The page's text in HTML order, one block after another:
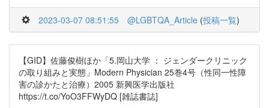
2023-03-07 08:51:55 @LGBTQA_Article (投稿一覧)
【GID】佐藤俊樹ほか「5.岡山大学 ： ジェンダークリニック
の取り組みと実態」Modern Physician 25巻4号（性同一性障
害の診かたと治療）2005 新興医学出版社
https://t.co/YoO3FFWyDQ [雑誌書誌]